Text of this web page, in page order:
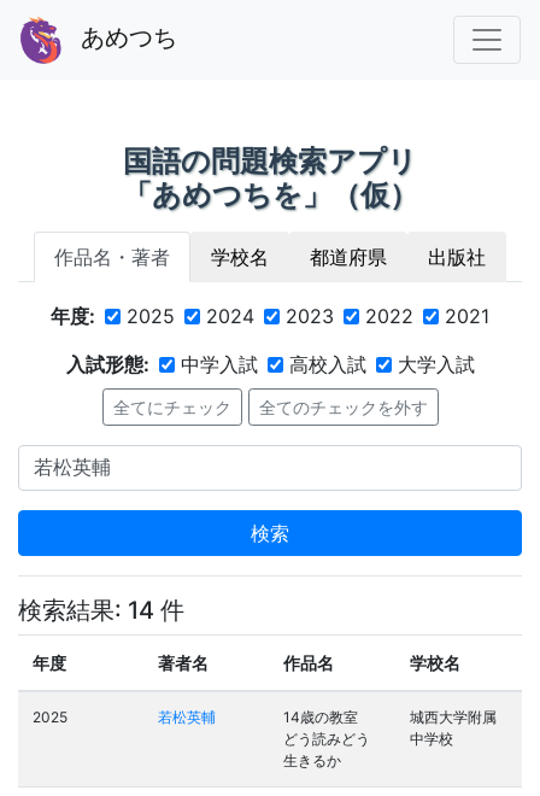
あめつち
国語の問題検索アプリ
「あめつちを」（仮）
作品名・著者 学校名 都道府県 出版社
年度: 2025 2024 2023 2022
2021
入試形態:
中学入試 高校入試 大学入試
全てにチェック 全てのチェックを外す
検索
検索結果: 14 件
年度 著者名 作品名 学校名
2025 若松英輔
14歳の教室
どう読みどう
生きるか
城西大学附属
中学校